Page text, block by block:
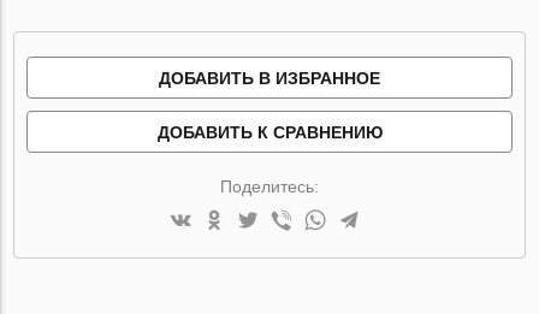
ДОБАВИТЬ В ИЗБРАННОЕ
ДОБАВИТЬ К СРАВНЕНИЮ
Поделитесь: